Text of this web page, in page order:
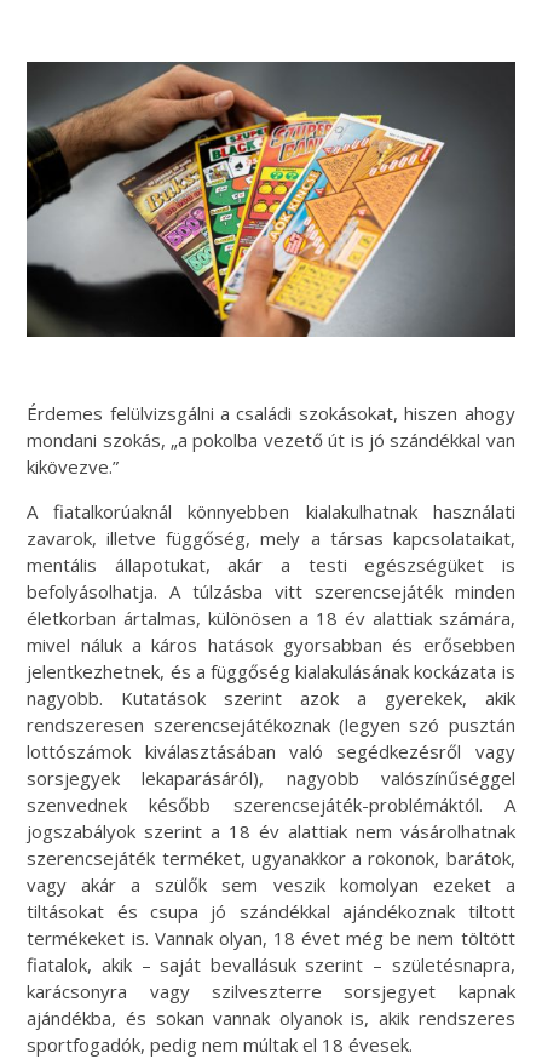
Érdemes felülvizsgálni a családi szokásokat, hiszen ahogy
mondani szokás, „a pokolba vezető út is jó szándékkal van
kikövezve.”
A fiatalkorúaknál könnyebben kialakulhatnak használati
zavarok, illetve függőség, mely a társas kapcsolataikat,
mentális állapotukat, akár a testi egészségüket is
befolyásolhatja. A túlzásba vitt szerencsejáték minden
életkorban ártalmas, különösen a 18 év alattiak számára,
mivel náluk a káros hatások gyorsabban és erősebben
jelentkezhetnek, és a függőség kialakulásának kockázata is
nagyobb. Kutatások szerint azok a gyerekek, akik
rendszeresen szerencsejátékoznak (legyen szó pusztán
lottószámok kiválasztásában való segédkezésről vagy
sorsjegyek lekaparásáról), nagyobb valószínűséggel
szenvednek később szerencsejáték-problémáktól. A
jogszabályok szerint a 18 év alattiak nem vásárolhatnak
szerencsejáték terméket, ugyanakkor a rokonok, barátok,
vagy akár a szülők sem veszik komolyan ezeket a
tiltásokat és csupa jó szándékkal ajándékoznak tiltott
termékeket is. Vannak olyan, 18 évet még be nem töltött
fiatalok, akik – saját bevallásuk szerint – születésnapra,
karácsonyra vagy szilveszterre sorsjegyet kapnak
ajándékba, és sokan vannak olyanok is, akik rendszeres
sportfogadók, pedig nem múltak el 18 évesek.